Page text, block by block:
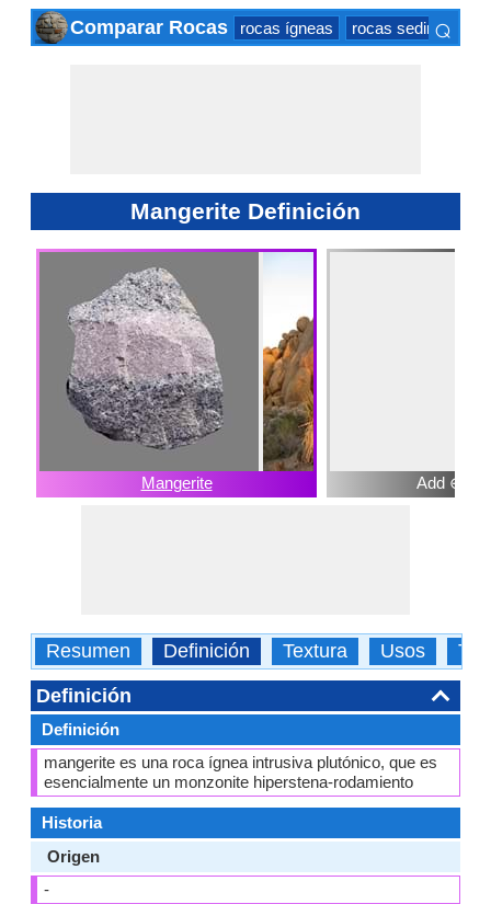
Comparar Rocas rocas ígneas rocas ⌕
Mangerite Definición
Mangerite Add ⊕
Resumen Definición Textura Usos
Definición
Definición
mangerite es una roca ígnea intrusiva plutónico, que es
esencialmente un monzonite hiperstena-rodamiento
Historia
Origen
-